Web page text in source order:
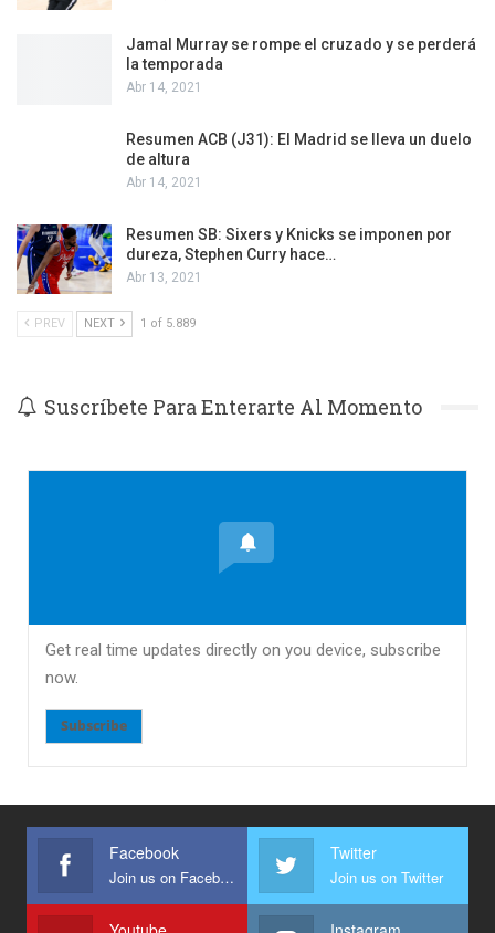
Jamal Murray se rompe el cruzado y se perderá
la temporada
Abr 14, 2021
Resumen ACB (J31): El Madrid se lleva un duelo
de altura
Abr 14, 2021
Resumen SB: Sixers y Knicks se imponen por
dureza, Stephen Curry hace…
Abr 13, 2021
PREV NEXT 1 of 5.889
Suscríbete Para Enterarte Al Momento
Get real time updates directly on you device, subscribe
now.
Subscribe
Facebook
Join us on Facebook
Twitter
Join us on Twitter